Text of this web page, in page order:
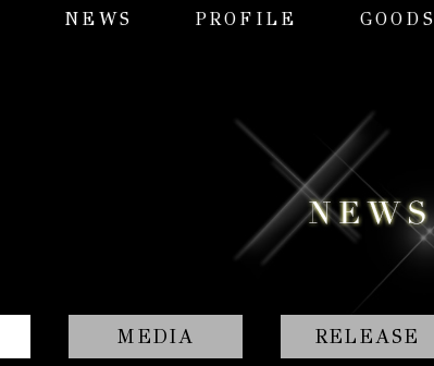
NEWS PROFILE GOODS
MEDIA RELEASE